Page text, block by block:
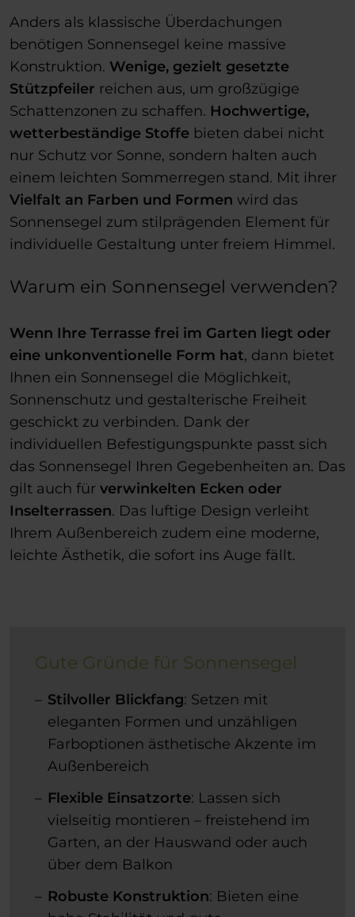
Anders als klassische Überdachungen
benötigen Sonnensegel keine massive
Konstruktion. Wenige, gezielt gesetzte
Stützpfeiler reichen aus, um großzügige
Schattenzonen zu schaffen. Hochwertige,
wetterbeständige Stoffe bieten dabei nicht
nur Schutz vor Sonne, sondern halten auch
einem leichten Sommerregen stand. Mit ihrer
Vielfalt an Farben und Formen wird das
Sonnensegel zum stilprägenden Element für
individuelle Gestaltung unter freiem Himmel.
Warum ein Sonnensegel verwenden?
Wenn Ihre Terrasse frei im Garten liegt oder
eine unkonventionelle Form hat, dann bietet
Ihnen ein Sonnensegel die Möglichkeit,
Sonnenschutz und gestalterische Freiheit
geschickt zu verbinden. Dank der
individuellen Befestigungspunkte passt sich
das Sonnensegel Ihren Gegebenheiten an. Das
gilt auch für verwinkelten Ecken oder
Inselterrassen. Das luftige Design verleiht
Ihrem Außenbereich zudem eine moderne,
leichte Ästhetik, die sofort ins Auge fällt.
Gute Gründe für Sonnensegel
Stilvoller Blickfang: Setzen mit
eleganten Formen und unzähligen
Farboptionen ästhetische Akzente im
Außenbereich
Flexible Einsatzorte: Lassen sich
vielseitig montieren – freistehend im
Garten, an der Hauswand oder auch
über dem Balkon
Robuste Konstruktion: Bieten eine